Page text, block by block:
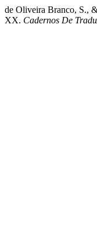
de Oliveira Branco, S.,
XX. Cadernos De